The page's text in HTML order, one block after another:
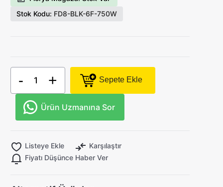
Stok Kodu: FD8-BLK-6F-750W
- + Sepete Ekle
Ürün Uzmanına Sor
Listeye Ekle
Karşılaştır
Fiyatı Düşünce Haber Ver